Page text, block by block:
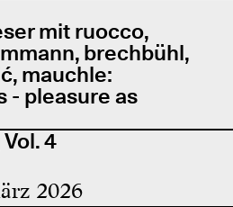
mit ruocco,
brechbühl,
mauchle:
- pleasure as
4
2026